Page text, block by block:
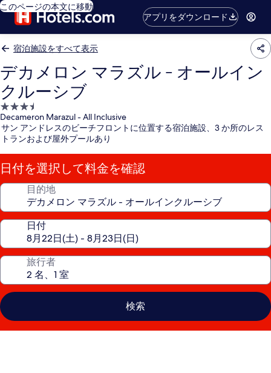
このページの本文に移動
アプリをダウンロード
宿泊施設をすべて表示
デカメロン マラズル - オールイン
クルーシブ
3.5
つ
星
宿
泊
施
設
Decameron Marazul - All Inclusive
サン アンドレスのビーチフロントに位置する宿泊施設、3 か所のレス
トランおよび屋外プールあり
日付を選択して料金を確認
目的地
日付
旅行者
検索